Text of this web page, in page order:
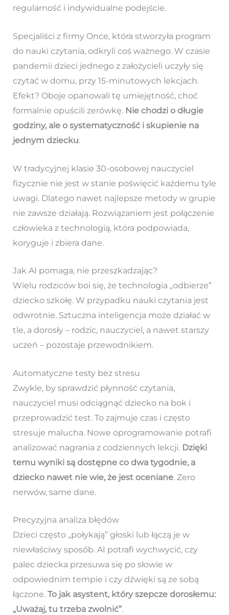
regularność i indywidualne podejście.
Specjaliści z firmy Once, która stworzyła program
do nauki czytania, odkryli coś ważnego. W czasie
pandemii dzieci jednego z założycieli uczyły się
czytać w domu, przy 15-minutowych lekcjach.
Efekt? Oboje opanowali tę umiejętność, choć
formalnie opuścili zerówkę. Nie chodzi o długie
godziny, ale o systematyczność i skupienie na
jednym dziecku.
W tradycyjnej klasie 30-osobowej nauczyciel
fizycznie nie jest w stanie poświęcić każdemu tyle
uwagi. Dlatego nawet najlepsze metody w grupie
nie zawsze działają. Rozwiązaniem jest połączenie
człowieka z technologią, która podpowiada,
koryguje i zbiera dane.
Jak AI pomaga, nie przeszkadzając?
Wielu rodziców boi się, że technologia „odbierze”
dziecko szkołę. W przypadku nauki czytania jest
odwrotnie. Sztuczna inteligencja może działać w
tle, a dorosły – rodzic, nauczyciel, a nawet starszy
uczeń – pozostaje przewodnikiem.
Automatyczne testy bez stresu
Zwykle, by sprawdzić płynność czytania,
nauczyciel musi odciągnąć dziecko na bok i
przeprowadzić test. To zajmuje czas i często
stresuje malucha. Nowe oprogramowanie potrafi
analizować nagrania z codziennych lekcji. Dzięki
temu wyniki są dostępne co dwa tygodnie, a
dziecko nawet nie wie, że jest oceniane. Zero
nerwów, same dane.
Precyzyjna analiza błędów
Dzieci często „połykają” głoski lub łączą je w
niewłaściwy sposób. AI potrafi wychwycić, czy
palec dziecka przesuwa się po słowie w
odpowiednim tempie i czy dźwięki są ze sobą
łączone. To jak asystent, który szepcze dorosłemu:
„Uważaj, tu trzeba zwolnić”.